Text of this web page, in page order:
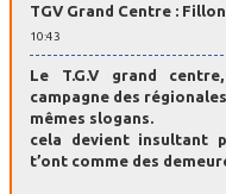
TGV Grand Centre :
10:43
Le T.G.V grand
campagne des
mêmes slogans.
cela devient insultant
t’ont comme des